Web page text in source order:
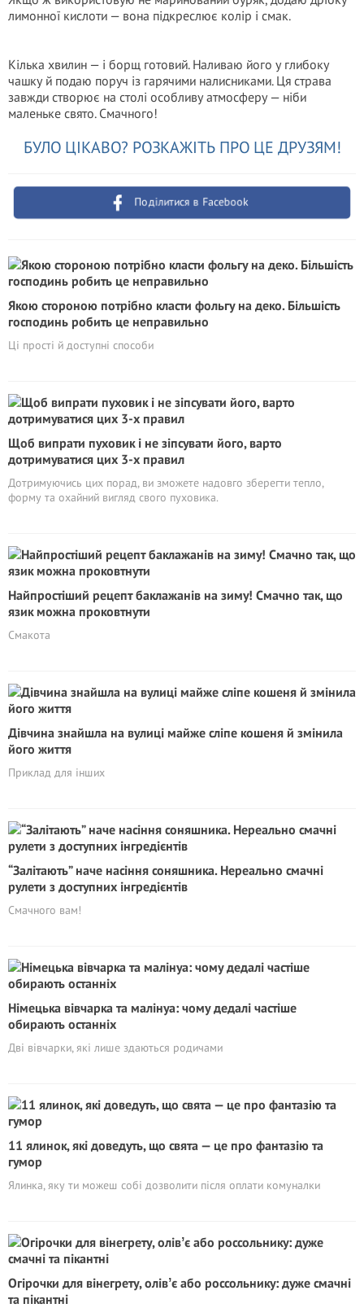
лимонної кислоти — вона підкреслює колір і смак.
Кілька хвилин — і борщ готовий. Наливаю його у глибоку
чашку й подаю поруч із гарячими налисниками. Ця страва
завжди створює на столі особливу атмосферу — ніби
маленьке свято. Смачного!
БУЛО ЦІКАВО? РОЗКАЖІТЬ ПРО ЦЕ ДРУЗЯМ!
Поділитися в Facebook
Якою стороною потрібно класти фольгу на деко. Більшість
господинь робить це неправильно
Ці прості й доступні способи
Щоб випрати пуховик і не зіпсувати його, варто
дотримуватися цих 3-х правил
Дотримуючись цих порад, ви зможете надовго зберегти тепло,
форму та охайний вигляд свого пуховика.
Найпростіший рецепт баклажанів на зиму! Смачно так, що
язик можна проковтнути
Смакота
Дівчина знайшла на вулиці майже сліпе кошеня й змінила
його життя
Приклад для інших
“Залітають” наче насіння соняшника. Нереально смачні
рулети з доступних інгредієнтів
Смачного вам!
Німецька вівчарка та малінуа: чому дедалі частіше
обирають останніх
Дві вівчарки, які лише здаються родичами
11 ялинок, які доведуть, що свята — це про фантазію та
гумор
Ялинка, яку ти можеш собі дозволити після оплати комуналки
Огірочки для вінегрету, олівʼє або россольнику: дуже смачні
та пікантні